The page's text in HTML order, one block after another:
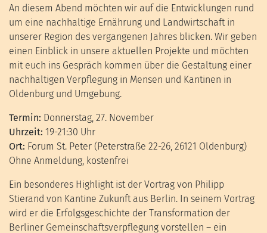
An diesem Abend möchten wir auf die Entwicklungen rund
um eine nachhaltige Ernährung und Landwirtschaft in
unserer Region des vergangenen Jahres blicken. Wir geben
einen Einblick in unsere aktuellen Projekte und möchten
mit euch ins Gespräch kommen über die Gestaltung einer
nachhaltigen Verpflegung in Mensen und Kantinen in
Oldenburg und Umgebung.
Termin: Donnerstag, 27. November
Uhrzeit: 19-21:30 Uhr
Ort: Forum St. Peter (Peterstraße 22-26, 26121 Oldenburg)
Ohne Anmeldung, kostenfrei
Ein besonderes Highlight ist der Vortrag von Philipp
Stierand von Kantine Zukunft aus Berlin. In seinem Vortrag
wird er die Erfolgsgeschichte der Transformation der
Berliner Gemeinschaftsverpflegung vorstellen – ein